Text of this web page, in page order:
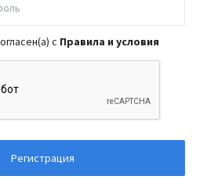
с Правила и условия
Регистрация